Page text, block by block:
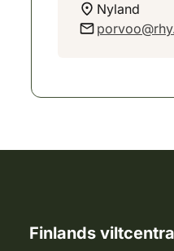
Nyland
Finlands